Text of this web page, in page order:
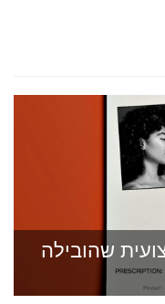
שהובילה